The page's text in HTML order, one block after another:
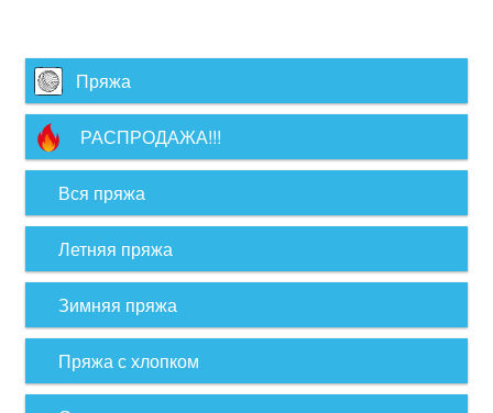
Пряжа
РАСПРОДАЖА!!!
Вся пряжа
Летняя пряжа
Зимняя пряжа
Пряжа с хлопком